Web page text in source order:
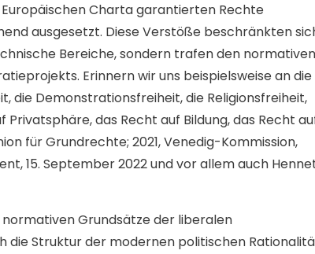
Europäischen Charta garantierten Rechte
ausgesetzt. Diese Verstöße beschränkten
Bereiche, sondern trafen den normativen
Erinnern wir uns beispielsweise an die
die Demonstrationsfreiheit, die Religionsfreiheit,
das Recht auf Bildung, das Recht
für Grundrechte; 2021, Venedig-Kommission,
15. September 2022 und vor allem auch
Grundsätze der liberalen
die Struktur der modernen politischen